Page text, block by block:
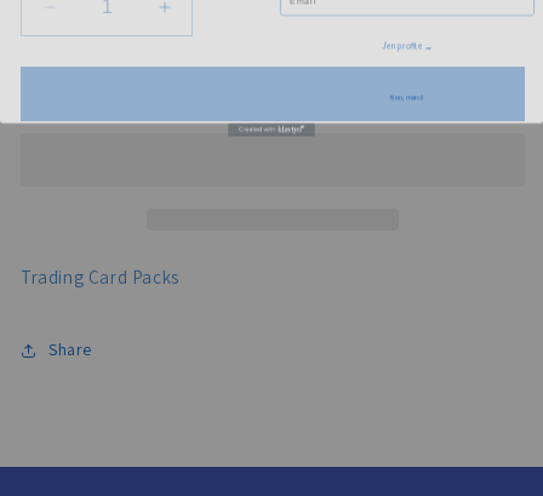
Decrease
quantity
for
Piece
Increase
quantity
for
Piece
Trading Card Packs
Share